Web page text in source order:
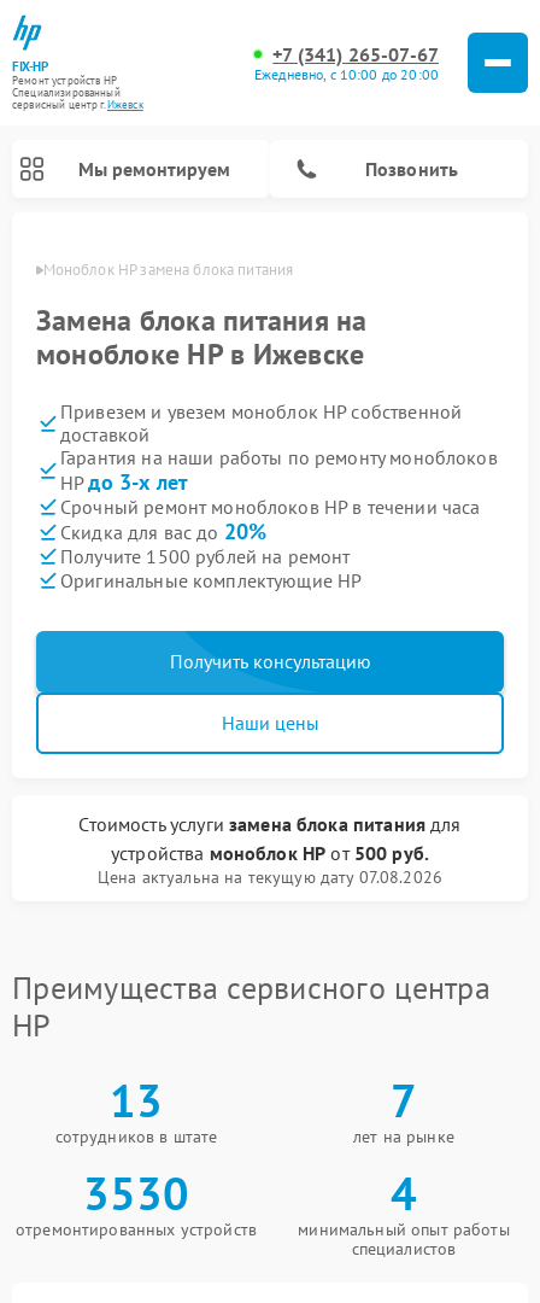
FIX-HP
Ремонт устройств HP
Специализированный
cервисный центр г.Ижевск
+7 (341) 265-07-67
Ежедневно, с 10:00 до 20:00
Мы ремонтируем Позвонить
Моноблок HP замена блока питания
Замена блока питания на
моноблоке HP в Ижевске
Привезем и увезем моноблок HP собственной
доставкой
Гарантия на наши работы по ремонту моноблоков
HPдо 3-х лет
Срочный ремонт моноблоков HP в течении часа
Скидка для вас до 20%
Получите 1500 рублей на ремонт
Оригинальные комплектующие HP
Получить консультацию
Наши цены
Стоимость услуги замена блока питаниядля
устройства моноблок HP от 500 руб.
Цена актуальна на текущую дату 07.08.2026
Преимущества сервисного центра
HP
13
сотрудников в штате
7
лет на рынке
3530
отремонтированных устройств
4
минимальный опыт работы
специалистов